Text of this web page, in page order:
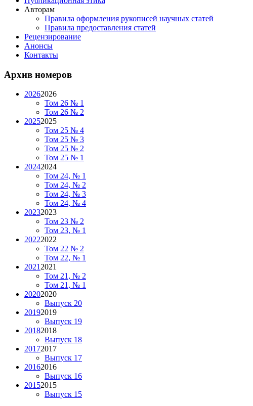
Авторам
Правила оформления рукописей научных статей
Правила предоставления статей
Рецензирование
Анонсы
Контакты
Архив номеров
20262026
Том 26 № 1
Том 26 № 2
20252025
Том 25 № 4
Том 25 № 3
Том 25 № 2
Том 25 № 1
20242024
Том 24, № 1
Том 24, № 2
Том 24, № 3
Том 24, № 4
20232023
Том 23 № 2
Том 23, № 1
20222022
Том 22 № 2
Том 22, № 1
2021 2021
Том 21, № 2
Том 21, № 1
20202020
Выпуск 20
20192019
Выпуск 19
20182018
Выпуск 18
20172017
Выпуск 17
20162016
Выпуск 16
20152015
Выпуск 15